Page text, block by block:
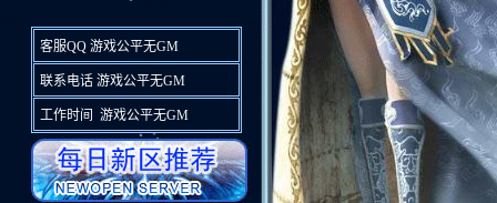
客服QQ 游戏公平无GM
联系电话 游戏公平无GM
工作时间 游戏公平无GM